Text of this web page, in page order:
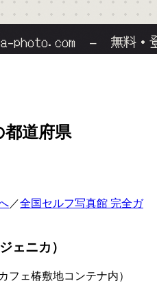
都道府県
／全国セルフ写真館 完全ガ
ェニカ）
フェ椿敷地コンテナ内）